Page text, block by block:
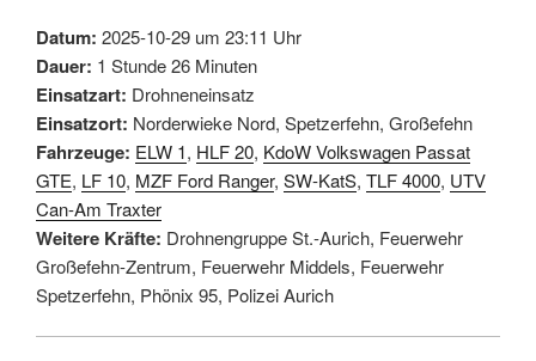
Datum: 2025-10-29 um 23:11 Uhr
Dauer: 1 Stunde 26 Minuten
Einsatzart: Drohneneinsatz
Einsatzort: Norderwieke Nord, Spetzerfehn, Großefehn
Fahrzeuge: ELW 1, HLF 20, KdoW Volkswagen Passat
GTE, LF 10, MZF Ford Ranger, SW-KatS, TLF 4000, UTV
Can-Am Traxter
Weitere Kräfte: Drohnengruppe St.-Aurich, Feuerwehr
Großefehn-Zentrum, Feuerwehr Middels, Feuerwehr
Spetzerfehn, Phönix 95, Polizei Aurich